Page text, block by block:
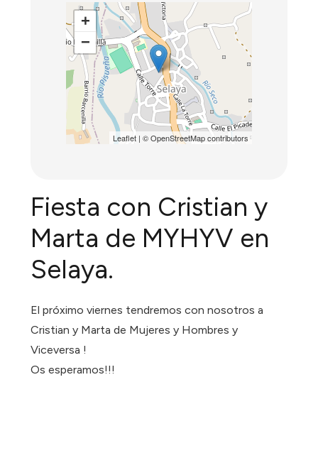
+
−
Leaflet| ©OpenStreetMapcontributors
Fiesta con Cristian y
Marta de MYHYV en
Selaya.
El próximo viernes tendremos con nosotros a
Cristian y Marta de Mujeres y Hombres y
Viceversa !
Os esperamos!!!